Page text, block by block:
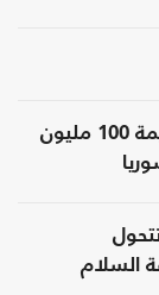
البنك الدولي يوافق على منحة بقيمة 100 مليون
السلام